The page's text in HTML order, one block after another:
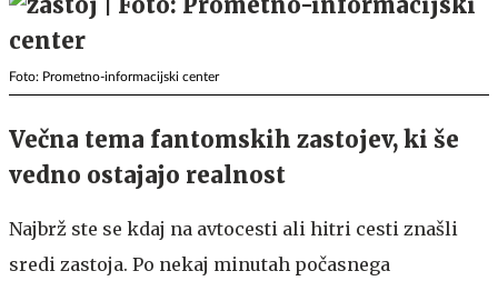
Foto: Prometno-informacijski center
Večna tema fantomskih zastojev, ki še
vedno ostajajo realnost
Najbrž ste se kdaj na avtocesti ali hitri cesti znašli
sredi zastoja. Po nekaj minutah počasnega